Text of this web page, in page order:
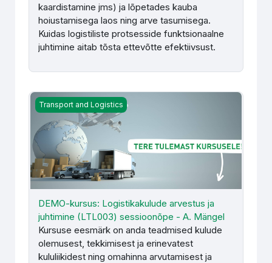
kaardistamine jms) ja lõpetades kauba
hoiustamisega laos ning arve tasumisega.
Kuidas logistiliste protsesside funktsionaalne
juhtimine aitab tõsta ettevõtte efektiivsust.
DEMO-kursus: Logistikakulude arvestus ja juhtimine
Transport and Logistics
DEMO-kursus: Logistikakulude arvestus ja
juhtimine (LTL003) sessioonõpe - A. Mängel
Kursuse eesmärk on anda teadmised kulude
olemusest, tekkimisest ja erinevatest
kululiikidest ning omahinna arvutamisest ja